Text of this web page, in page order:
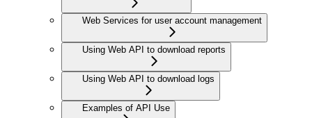
Web Services for user account management
Using Web API to download reports
Using Web API to download logs
Examples of API Use